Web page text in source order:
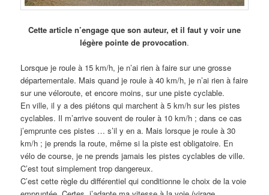
Cette article n’engage que son auteur, et il faut y voir une
légère pointe de provocation.
Lorsque je roule à 15 km/h, je n’ai rien à faire sur une grosse
départementale. Mais quand je roule à 40 km/h, je n’ai rien à faire
sur une véloroute, et encore moins, sur une piste cyclable.
En ville, il y a des piétons qui marchent à 5 km/h sur les pistes
cyclables. Il m’arrive souvent de rouler à 10 km/h ; dans ce cas
j’emprunte ces pistes … s’il y en a. Mais lorsque je roule à 30
km/h ; je prends la route, même si la piste est obligatoire. En
vélo de course, je ne prends jamais les pistes cyclables de ville.
C’est tout simplement trop dangereux.
C’est cette règle du différentiel qui conditionne le choix de la voie